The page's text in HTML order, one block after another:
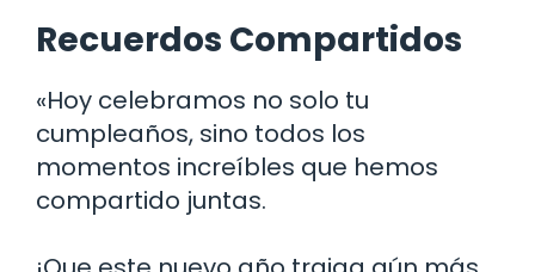
Recuerdos Compartidos
«Hoy celebramos no solo tu
cumpleaños, sino todos los
momentos increíbles que hemos
compartido juntas.